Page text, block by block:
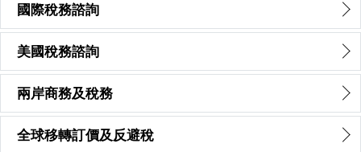
國際稅務諮詢
美國稅務諮詢
兩岸商務及稅務
全球移轉訂價及反避稅